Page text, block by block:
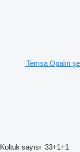
Temsa Opalın
Koltuk sayısı 33+1+1